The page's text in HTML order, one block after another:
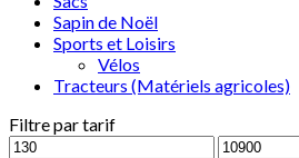
Sapin de Noël
Sports et Loisirs
Vélos
Tracteurs (Matériels agricoles)
Filtre par tarif